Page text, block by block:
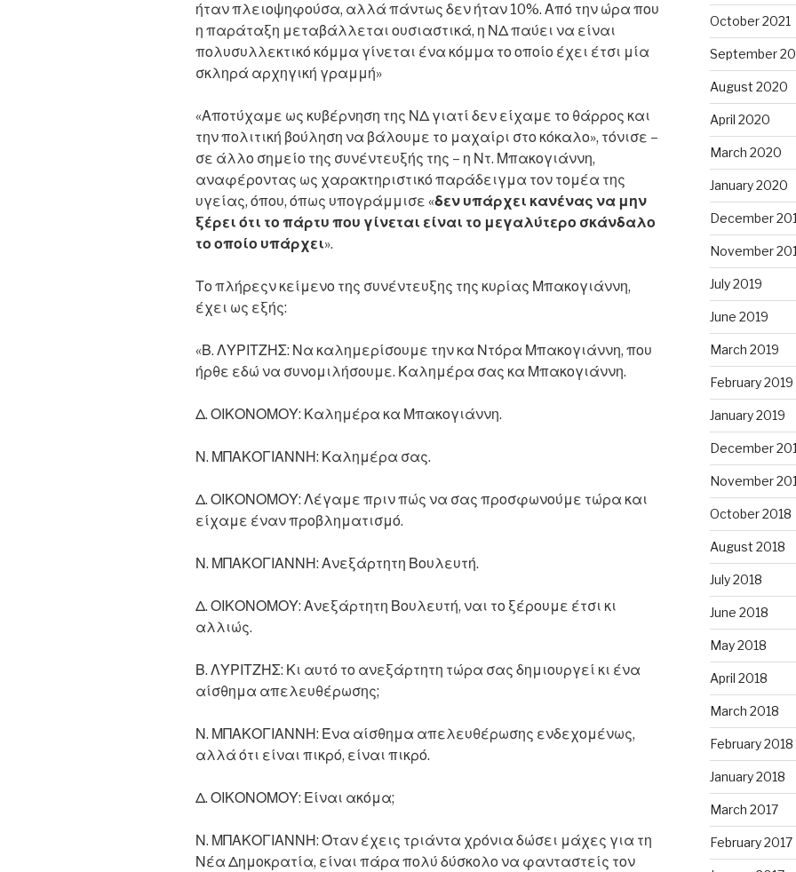
ήταν πλειοψηφούσα, αλλά πάντως δεν ήταν 10%. Από την ώρα που
η παράταξη μεταβάλλεται ουσιαστικά, η ΝΔ παύει να είναι
πολυσυλλεκτικό κόμμα γίνεται ένα κόμμα το οποίο έχει έτσι μία
σκληρά αρχηγική γραμμή»
«Αποτύχαμε ως κυβέρνηση της ΝΔ γιατί δεν είχαμε το θάρρος και
την πολιτική βούληση να βάλουμε το μαχαίρι στο κόκαλο», τόνισε –
σε άλλο σημείο της συνέντευξής της – η Ντ. Μπακογιάννη,
αναφέροντας ως χαρακτηριστικό παράδειγμα τον τομέα της
υγείας, όπου, όπως υπογράμμισε «δεν υπάρχει κανένας να μην
ξέρει ότι το πάρτυ που γίνεται είναι το μεγαλύτερο σκάνδαλο
το οποίο υπάρχει».
Το πλήρεςν κείμενο της συνέντευξης της κυρίας Μπακογιάννη,
έχει ως εξής:
«Β. ΛΥΡΙΤΖΗΣ: Να καλημερίσουμε την κα Ντόρα Μπακογιάννη, που
ήρθε εδώ να συνομιλήσουμε. Καλημέρα σας κα Μπακογιάννη.
Δ. ΟΙΚΟΝΟΜΟΥ: Καλημέρα κα Μπακογιάννη.
Ν. ΜΠΑΚΟΓΙΑΝΝΗ: Καλημέρα σας.
Δ. ΟΙΚΟΝΟΜΟΥ: Λέγαμε πριν πώς να σας προσφωνούμε τώρα και
είχαμε έναν προβληματισμό.
Ν. ΜΠΑΚΟΓΙΑΝΝΗ: Ανεξάρτητη Βουλευτή.
Δ. ΟΙΚΟΝΟΜΟΥ: Ανεξάρτητη Βουλευτή, ναι το ξέρουμε έτσι κι
αλλιώς.
Β. ΛΥΡΙΤΖΗΣ: Κι αυτό το ανεξάρτητη τώρα σας δημιουργεί κι ένα
αίσθημα απελευθέρωσης;
Ν. ΜΠΑΚΟΓΙΑΝΝΗ: Ένα αίσθημα απελευθέρωσης ενδεχομένως,
αλλά ότι είναι πικρό, είναι πικρό.
Δ. ΟΙΚΟΝΟΜΟΥ: Είναι ακόμα;
Ν. ΜΠΑΚΟΓΙΑΝΝΗ: Όταν έχεις τριάντα χρόνια δώσει μάχες για τη
Νέα Δημοκρατία, είναι πάρα πολύ δύσκολο να φανταστείς τον
October 2021
September
August 2020
April 2020
March 2020
January 2020
December
November
July 2019
June 2019
March 2019
February 2019
January 2019
December
November
October 2018
August 2018
July 2018
June 2018
May 2018
April 2018
March 2018
February 2018
January 2018
March 2017
February 2017